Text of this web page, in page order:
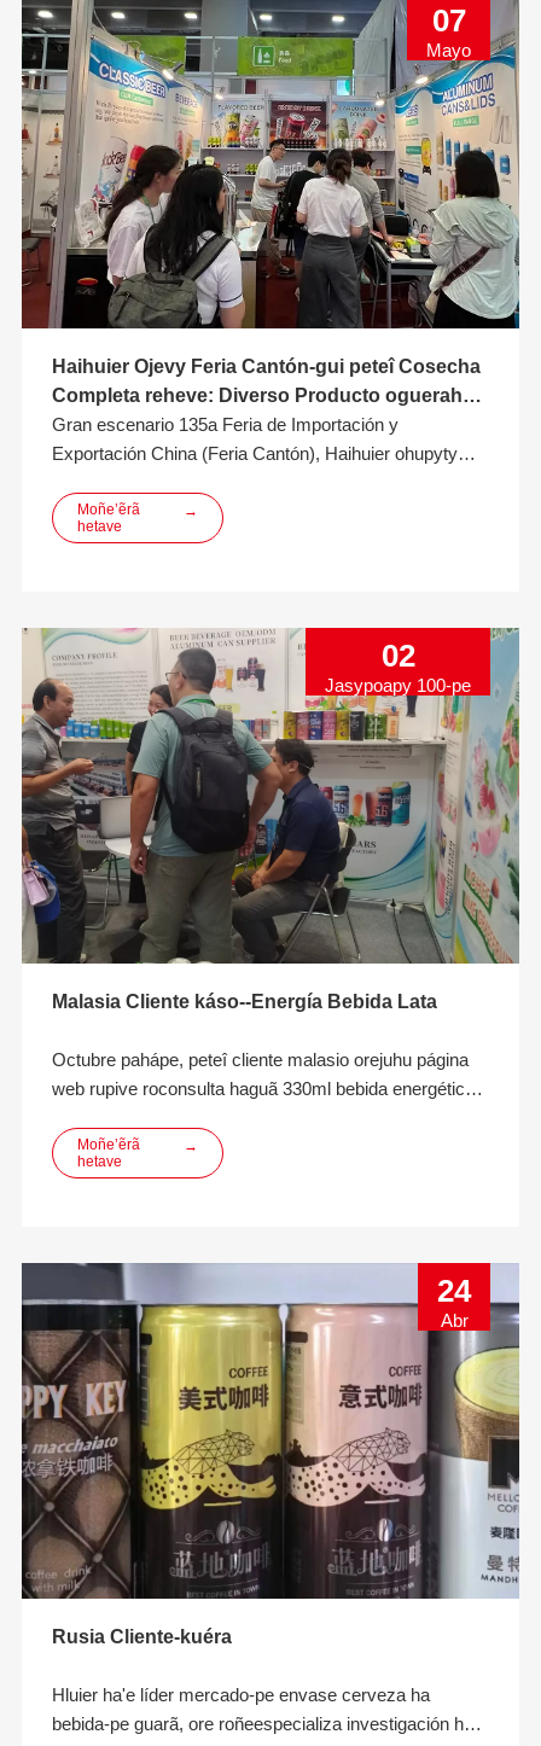
07
Mayo
Haihuier Ojevy Feria Cantón-gui peteî Cosecha
Completa reheve: Diverso Producto ogueraha
atención, ha Cooperación Gana-Gana
omoñepyrû peteî Viaje Pyahu
Gran escenario 135a Feria de Importación y
Exportación China (Feria Cantón), Haihuier ohupyty
ha servicio iporãitereíva, oikóva peteî presencia notable
feria-pe. Peteî matriz de producto diversificada rupive
Moñe’ẽrã
hetave
→
02
Jasypoapy 100-pe
Malasia Cliente káso--Energía Bebida Lata
Octubre pahápe, peteî cliente malasio orejuhu página
web rupive roconsulta haguã 330ml bebida energética
oñeñomongeta rire, cliente oiporavo oipytyvõ orendive
experiencia exportación ha producción ombojoja rire
Moñe’ẽrã
hetave
→
24
Abr
Rusia Cliente-kuéra
Hluier ha'e líder mercado-pe envase cerveza ha
bebida-pe guarã, ore roñeespecializa investigación ha